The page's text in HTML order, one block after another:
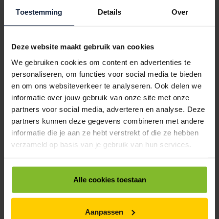
Toestemming Details Over
Deze website maakt gebruik van cookies
We gebruiken cookies om content en advertenties te
personaliseren, om functies voor social media te bieden
en om ons websiteverkeer te analyseren. Ook delen we
informatie over jouw gebruik van onze site met onze
partners voor social media, adverteren en analyse. Deze
partners kunnen deze gegevens combineren met andere
informatie die je aan ze hebt verstrekt of die ze hebben
verzameld op basis van je gebruik van hun services.
Alle cookies toestaan
Aanpassen
ELASTIEKJES BRUIN NR.18 DIAMETER 50MM / 1½MM DIK
ELASTIEKJES BRUIN NR.24 DIAMETER 80MM / 1½MM DIK
1
10
€8,29
€7,85
ALLES BESTELLEN
Hoe werkt een bestellijst?
Wanneer u bent ingelogd, kunt u een eigen bestellijst maken.
Gebruik bestel- en offertelijsten om eenvoudig en snel producten
te bestellen. Uw bestel- en offertelijsten kunt u terugvinden in uw
account. Dat pakt altijd goed uit voor uw administratie!